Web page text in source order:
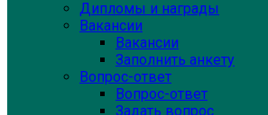
Дипломы и награды
Вакансии
Вакансии
Заполнить анкету
Вопрос-ответ
Вопрос-ответ
Задать вопрос